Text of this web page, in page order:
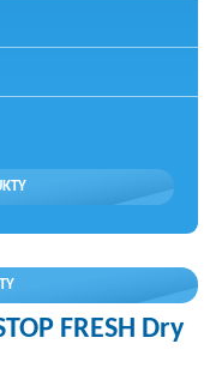
FRESH Dry